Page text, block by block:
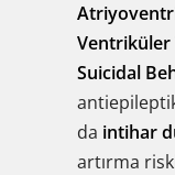
Ventriküler
Suicidal
da intihar
artırma